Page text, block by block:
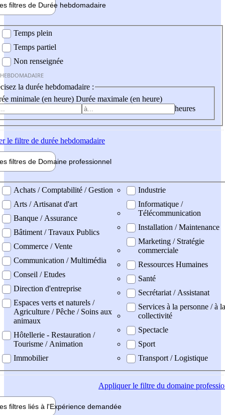
filtres de Durée hebdomadaire
Temps plein
Temps partiel
Non renseignée
la durée hebdomadaire :
minimale (en heure) Durée maximale (en heure)
heures
le filtre de durée hebdomadaire
filtres de Domaine professionnel
professionel
Achats / Comptabilité / Gestion
Arts / Artisanat d'art
Banque / Assurance
Bâtiment / Travaux Publics
Commerce / Vente
Communication / Multimédia
Conseil / Etudes
Direction d'entreprise
Espaces verts et naturels /
Agriculture / Pêche / Soins aux
animaux
Hôtellerie - Restauration /
Tourisme / Animation
Immobilier
Industrie
Informatique /
Télécommunication
Installation / Maintenance
Marketing / Stratégie
commerciale
Ressources Humaines
Santé
Secrétariat / Assistanat
Services à la personne / à la
collectivité
Spectacle
Sport
Transport / Logistique
Appliquerle filtre du domaine
filtres liés à l'Expérience demandée